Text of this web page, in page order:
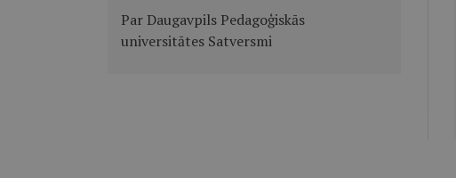
Par Daugavpils Pedagoģiskās
universitātes Satversmi